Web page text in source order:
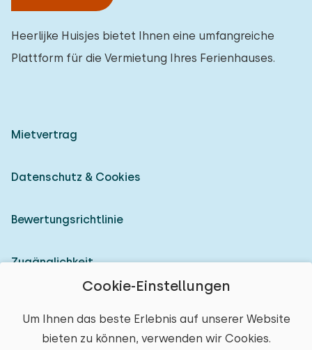
Cookie-Einstellungen
Um Ihnen das beste Erlebnis auf unserer Website
bieten zu können, verwenden wir Cookies.
Heerlijke Huisjes bietet Ihnen eine umfangreiche
Plattform für die Vermietung Ihres Ferienhauses.
Mietvertrag
Datenschutz & Cookies
Bewertungsrichtlinie
Zugänglichkeit
© 2026 Heerlijke Huisjes (eingetragene Marke)